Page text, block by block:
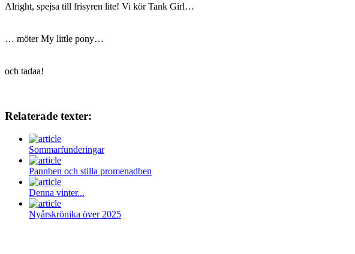
Alright, spejsa till frisyren lite! Vi kör Tank Girl…
… möter My little pony…
och tadaa!
Relaterade texter:
Sommarfunderingar
Pannben och stilla promenadben
Denna vinter...
Nyårskrönika över 2025